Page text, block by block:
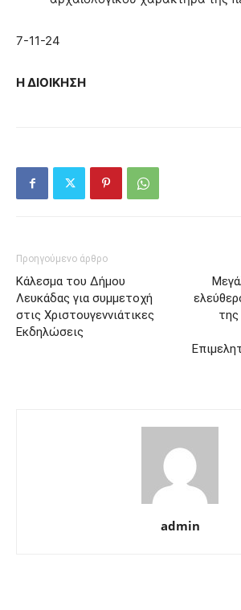
7-11-24
Η ΔΙΟΙΚΗΣΗ
Προηγούμενο άρθρο
Κάλεσμα του Δήμου
Λευκάδας για συμμετοχή
στις Χριστουγεννιάτικες
Εκδηλώσεις
admin